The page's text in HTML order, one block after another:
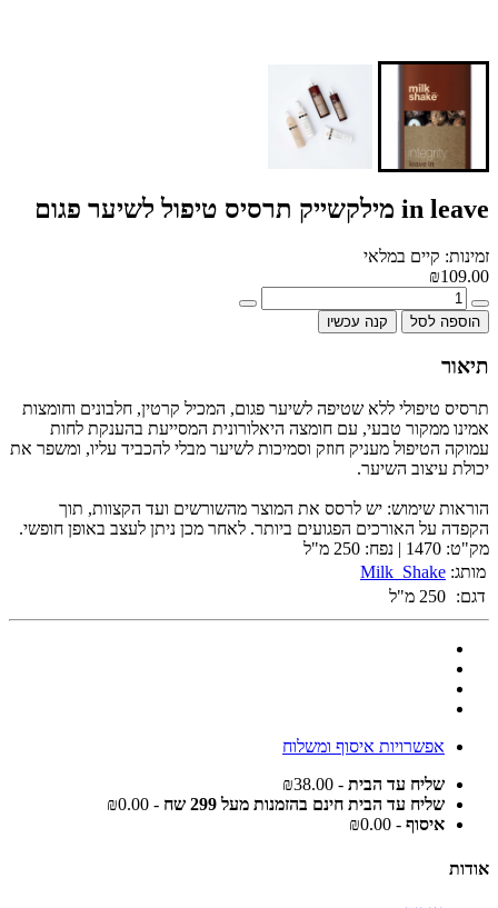
in leave מילקשייק תרסיס טיפול לשיער פגום
זמינות: קיים במלאי
₪109.00
הוספה לסל קנה עכשיו
תיאור
תרסיס טיפולי ללא שטיפה לשיער פגום, המכיל קרטין, חלבונים וחומצות
אמינו ממקור טבעי, עם חומצה היאלורונית המסייעת בהענקת לחות
עמוקה הטיפול מעניק חוזק וסמיכות לשיער מבלי להכביד עליו, ומשפר את
יכולת עיצוב השיער.
הוראות שימוש: יש לרסס את המוצר מהשורשים ועד הקצוות, תוך
הקפדה על האורכים הפגועים ביותר. לאחר מכן ניתן לעצב באופן חופשי.
מק"ט: 1470 | נפח: 250 מ"ל
מותג: Milk_Shake
דגם: 250 מ"ל
אפשרויות איסוף ומשלוח
שליח עד הבית - ₪38.00
שליח עד הבית חינם בהזמנות מעל 299 שח
- ₪0.00
איסוף - ₪0.00
אודות